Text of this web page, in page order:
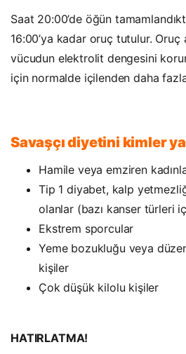
Saat 20:00’de öğün
16:00’ya kadar oruç tutulur. Oruç
vücudun elektrolit dengesini
için normalde içilenden daha
Savaşçı diyetini kimler
Hamile veya emziren
Tip 1 diyabet, kalp
olanlar (bazı kanser türleri
Ekstrem sporcular
Yeme bozukluğu veya
kişiler
Çok düşük kilolu kişiler
HATIRLATMA!